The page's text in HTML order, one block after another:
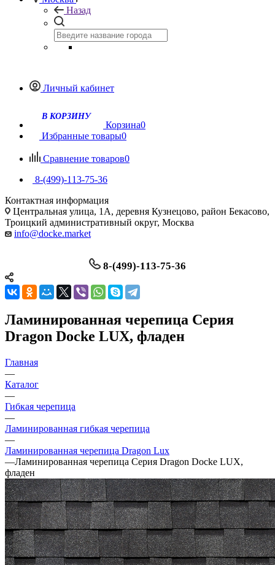
Назад
Личный кабинет
В КОРЗИНУ
Корзина0
Избранные товары0
Сравнение товаров0
8-(499)-113-75-36
Контактная информация
Центральная улица, 1А, деревня Кузнецово, район Бекасово,
Троицкий административный округ, Москва
info@docke.market
8-(499)-113-75-36
Ламинированная черепица Серия
Dragon Docke LUX, фладен
Главная
—
Каталог
—
Гибкая черепица
—
Ламинированная гибкая черепица
—
Ламинированная черепица Dragon Lux
—Ламинированная черепица Серия Dragon Docke LUX,
фладен